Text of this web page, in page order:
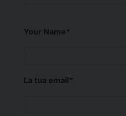
Your Name*
La tua email*